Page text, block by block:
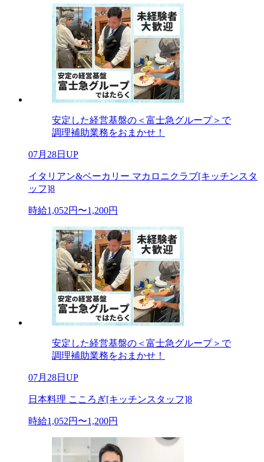
安定した経営基盤の＜富士急グループ＞で
調理補助業務をおまかせ！
07月28日UP
イタリアン&ベーカリー マカロニクラブ[キッチンスタ
ッフ]8
時給1,052円〜1,200円
安定した経営基盤の＜富士急グループ＞で
調理補助業務をおまかせ！
07月28日UP
日本料理 こころぎ[キッチンスタッフ]8
時給1,052円〜1,200円